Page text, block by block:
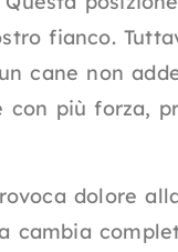
fianco.
cane non
più forza,
dolore
cambia